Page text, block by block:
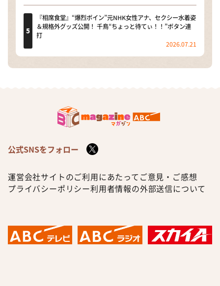
『相席食堂』“爆烈ボイン”元NHK女性アナ、セクシー水着姿
＆規格外グッズ公開！ 千鳥“ちょっと待てぃ！！”ボタン連
打
2026.07.21
公式SNSをフォロー
運営会社サイトのご利用にあたって ご意見・ご感想
プライバシーポリシー利用者情報の外部送信について